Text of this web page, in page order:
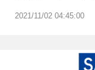
2021/11/02 04:45:00